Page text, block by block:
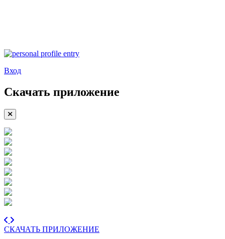
Вход
Скачать приложение
СКАЧАТЬ ПРИЛОЖЕНИЕ